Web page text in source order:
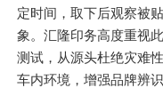
定时间，取下后观察被
象。汇隆印务高度重视
测试，从源头杜绝灾难
车内环境，增强品牌辨